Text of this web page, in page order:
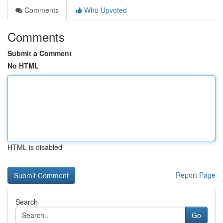
Comments
Who Upvoted
Comments
Submit a Comment
No HTML
HTML is disabled
Report Page
Search
Go